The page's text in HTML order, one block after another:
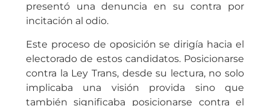
presentó una denuncia en su contra por
incitación al odio.
Este proceso de oposición se dirigía hacia el
electorado de estos candidatos. Posicionarse
contra la Ley Trans, desde su lectura, no solo
implicaba una visión provida sino que
también significaba posicionarse contra el